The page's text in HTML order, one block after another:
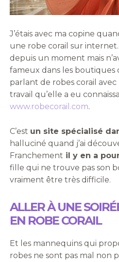
J’étais avec ma copine
une robe corail sur
depuis un moment mais
fameux dans les boutiques
parlant de robes corail
travail qu’elle a eu
www.robecorail.com.
C’est un site spécialisé
halluciné quand j’ai
Franchement il y en a
fille qui ne trouve pas son
vraiment être très difficile.
ALLER À UNE
EN ROBE CORAIL
Et les mannequins qui
robes ne sont pas mal non